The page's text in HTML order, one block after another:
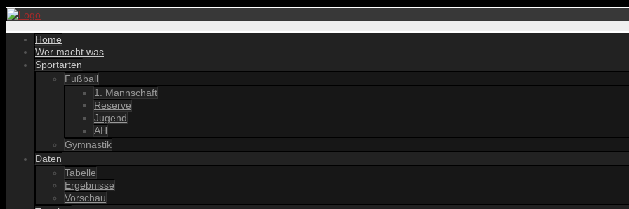
Home
Wer macht was
Sportarten
Fußball
1. Mannschaft
Reserve
Jugend
AH
Gymnastik
Daten
Tabelle
Ergebnisse
Vorschau